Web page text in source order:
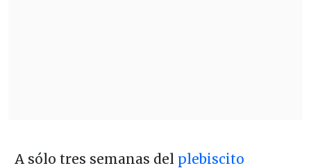
A sólo tres semanas del plebiscito